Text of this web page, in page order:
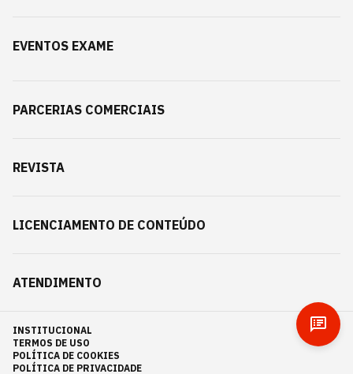
EVENTOS EXAME
PARCERIAS COMERCIAIS
REVISTA
LICENCIAMENTO DE CONTEÚDO
ATENDIMENTO
INSTITUCIONAL
TERMOS DE USO
POLÍTICA DE COOKIES
POLÍTICA DE PRIVACIDADE